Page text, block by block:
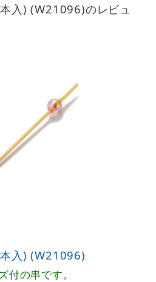
入) (W21096)のレビュ
入) (W21096)
付の串です。